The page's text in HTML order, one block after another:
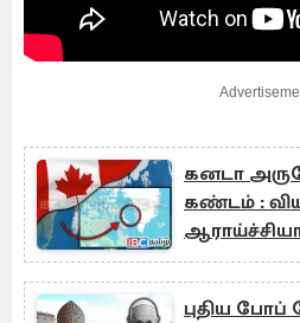
கனடா
கண்டம் :
புதிய போப்